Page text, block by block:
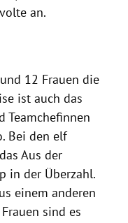
an.
12 Frauen die
ist auch das
Teamchefinnen
Bei den elf
Aus der
in der Überzahl.
einem anderen
sind es